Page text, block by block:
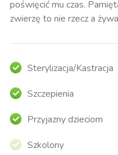
poświęcić mu czas.
zwierzę to nie rzecz a
Sterylizacja/Kastracja
Szczepienia
Przyjazny dzieciom
Szkolony